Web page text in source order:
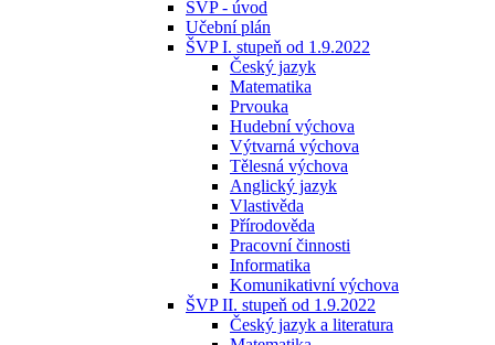
ŠVP - úvod
Učební plán
ŠVP I. stupeň od 1.9.2022
Český jazyk
Matematika
Prvouka
Hudební výchova
Výtvarná výchova
Tělesná výchova
Anglický jazyk
Vlastivěda
Přírodověda
Pracovní činnosti
Informatika
Komunikativní výchova
ŠVP II. stupeň od 1.9.2022
Český jazyk a literatura